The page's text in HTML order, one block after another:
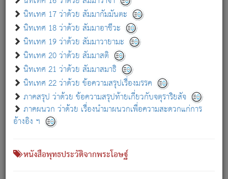
นิทเทศ 17 ว่าด้วย สัมมากัมมันตะ
นิทเทศ 18 ว่าด้วย สัมมาอาชีวะ
นิทเทศ 19 ว่าด้วย สัมมาวายามะ
นิทเทศ 20 ว่าด้วย สัมมาสติ
นิทเทศ 21 ว่าด้วย สัมมาสมาธิ
นิทเทศ 22 ว่าด้วย ข้อความสรุปเรื่องมรรค
ภาคสรุป ว่าด้วย ข้อความสรุปท้ายเกี่ยวกับจตุราริยสัจ
ภาคผนวก ว่าด้วย เรื่องนำมาผนวกเพื่อความสะดวกแก่การ
อ้างอิง ฯ
หนังสือพุทธประวัติจากพระโอษฐ์
เกี่ยวกับอัตถจารี|เกี่ยวกับการพัฒนา|แจ้งข้อผิดพลาด / แนะนำ
หนังสือที่เกี่ยวข้อง